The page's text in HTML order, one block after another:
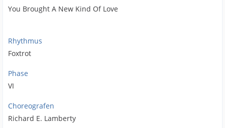
You Brought A New Kind Of Love
Rhythmus
Foxtrot
Phase
VI
Choreografen
Richard E. Lamberty